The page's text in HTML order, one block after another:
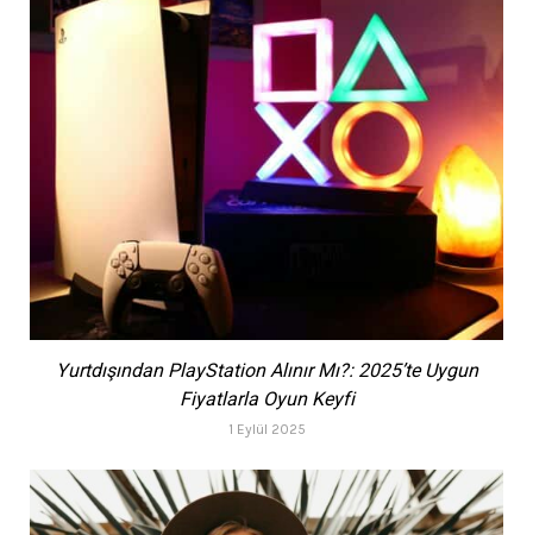
Yurtdışından PlayStation Alınır Mı?: 2025’te Uygun
Fiyatlarla Oyun Keyfi
1 Eylül 2025